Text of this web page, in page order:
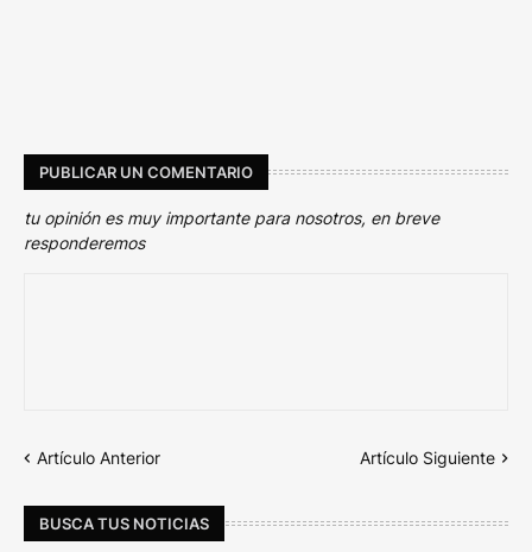
PUBLICAR UN COMENTARIO
tu opinión es muy importante para nosotros, en breve
responderemos
Artículo Anterior Artículo Siguiente
BUSCA TUS NOTICIAS